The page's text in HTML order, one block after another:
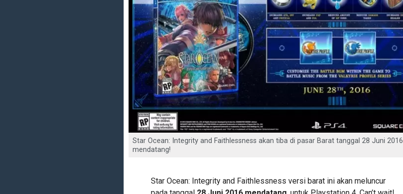
Star Ocean: Integrity and Faithlessness akan tiba di pasar Barat tanggal 28 Juni 2016
mendatang!
Star Ocean: Integrity and Faithlessness versi barat ini akan meluncur